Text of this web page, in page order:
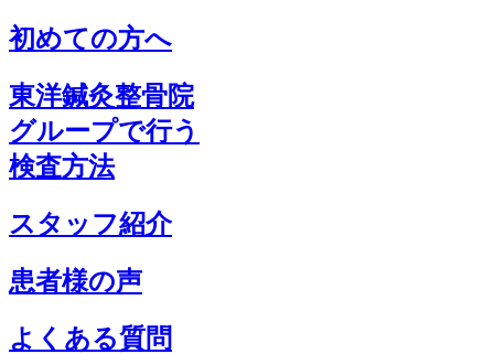
初めての方へ
東洋鍼灸整骨院
グループで行う
検査方法
スタッフ紹介
患者様の声
よくある質問